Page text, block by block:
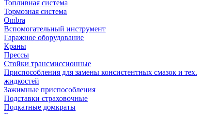
Топливная система
Тормозная система
Ombra
Вспомогательный инструмент
Гаражное оборудование
Краны
Прессы
Стойки трансмиссионные
Приспособления для замены консистентных смазок и тех.
жидкостей
Зажимные приспособления
Подставки страховочные
Подкатные домкраты